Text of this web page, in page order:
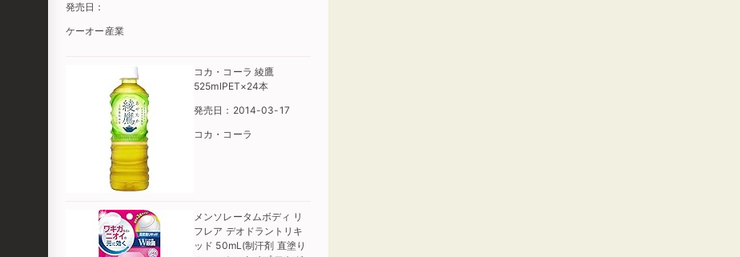
発売日：
ケーオー産業
コカ・コーラ 綾鷹
525mlPET×24本
発売日：2014-03-17
コカ・コーラ
メンソレータムボディ リ
フレア デオドラントリキ
ッド 50mL(制汗剤 直塗り